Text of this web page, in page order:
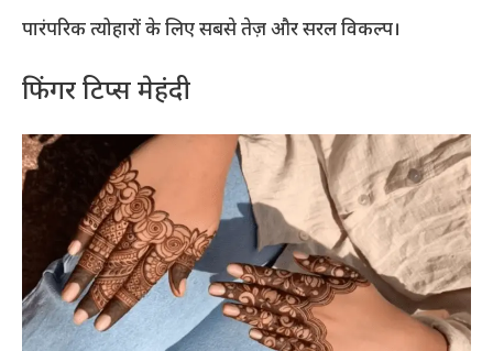
पारंपरिक त्योहारों के लिए सबसे तेज़ और सरल विकल्प।
फिंगर टिप्स मेहंदी